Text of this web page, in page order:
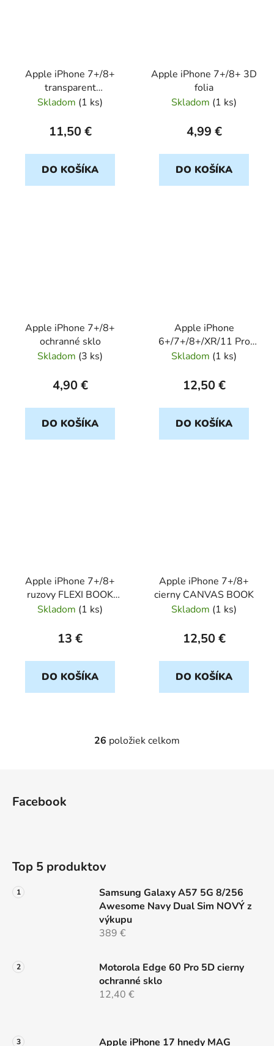
Apple iPhone 7+/8+
transparent
ULTRASLIM 0,5mm
Skladom (1 ks)
11,50 €
DO KOŠÍKA
Apple iPhone 7+/8+ 3D
folia
Skladom (1 ks)
4,99 €
DO KOŠÍKA
Apple iPhone 7+/8+
ochranné sklo
Skladom (3 ks)
4,90 €
DO KOŠÍKA
Apple iPhone
6+/7+/8+/XR/11 Pro
Max/S10+/A10
Skladom (1 ks)
12,50 €
DO KOŠÍKA
Apple iPhone 7+/8+
ruzovy FLEXI BOOK
GLITER
Skladom (1 ks)
13 €
DO KOŠÍKA
Apple iPhone 7+/8+
cierny CANVAS BOOK
Skladom (1 ks)
12,50 €
DO KOŠÍKA
O
v
k
p
i
s
26 položiek celkom
Facebook
Top 5 produktov
Samsung Galaxy A57 5G 8/256
Awesome Navy Dual Sim NOVÝ z
výkupu
389 €
Motorola Edge 60 Pro 5D cierny
ochranné sklo
12,40 €
Apple iPhone 17 hnedy MAG